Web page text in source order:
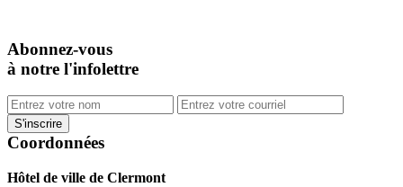
Abonnez-vous
à notre l'infolettre
Coordonnées
Hôtel de ville de Clermont